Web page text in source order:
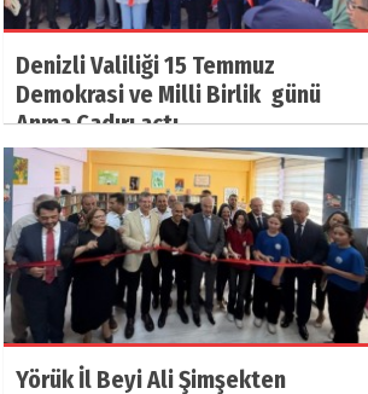
Denizli Valiliği 15 Temmuz
Demokrasi ve Milli Birlik günü
Anma Çadırı açtı.
Yörük İl Beyi Ali Şimşekten